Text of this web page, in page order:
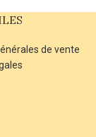
de vente